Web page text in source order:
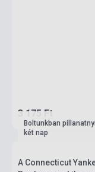
3 175 Ft
Boltunkban
két nap
A Connecticut